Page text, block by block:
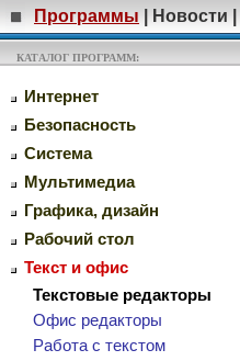
Программы Новости
КАТАЛОГ ПРОГРАММ:
Интернет
Безопасность
Система
Мультимедиа
Графика, дизайн
Рабочий стол
Текст и офис
Текстовые редакторы
Офис редакторы
Работа с текстом